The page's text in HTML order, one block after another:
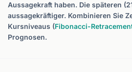
Aussagekraft haben. Die späteren
aussagekräftiger. Kombinieren Sie
Kursniveaus (Fibonacci-
Prognosen.